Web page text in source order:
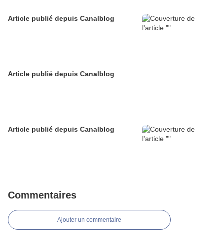
Article publié depuis Canalblog
Article publié depuis Canalblog
Article publié depuis Canalblog
Commentaires
Ajouter un commentaire